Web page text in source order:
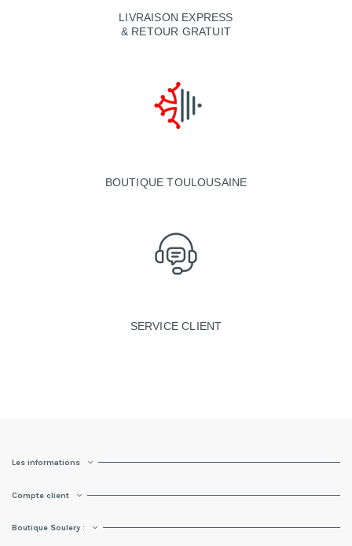
LIVRAISON EXPRESS
& RETOUR GRATUIT
BOUTIQUE TOULOUSAINE
SERVICE CLIENT
Les informations
Compte client
Boutique Soulery :